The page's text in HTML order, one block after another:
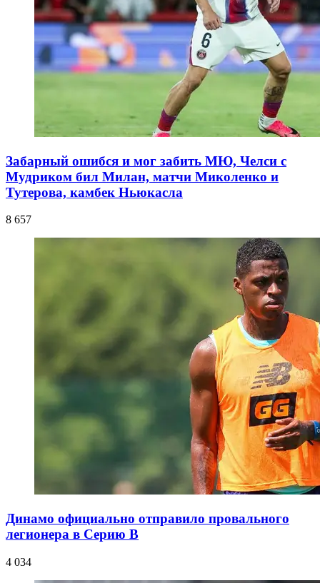
Забарный ошибся и мог забить МЮ, Челси с
Мудриком бил Милан, матчи Миколенко и
Тутерова, камбек Ньюкасла
8 657
Динамо официально отправило провального
легионера в Серию В
4 034